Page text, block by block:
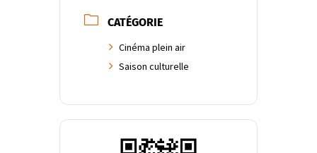
CATÉGORIE
Cinéma plein air
Saison culturelle